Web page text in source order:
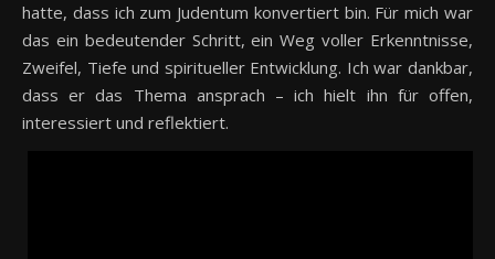
hatte, dass ich zum Judentum konvertiert bin. Für mich war
das ein bedeutender Schritt, ein Weg voller Erkenntnisse,
Zweifel, Tiefe und spiritueller Entwicklung. Ich war dankbar,
dass er das Thema ansprach – ich hielt ihn für offen,
interessiert und reflektiert.